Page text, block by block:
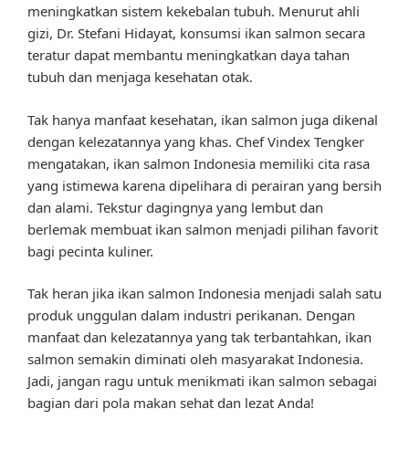
meningkatkan sistem kekebalan tubuh. Menurut ahli
gizi, Dr. Stefani Hidayat, konsumsi ikan salmon secara
teratur dapat membantu meningkatkan daya tahan
tubuh dan menjaga kesehatan otak.
Tak hanya manfaat kesehatan, ikan salmon juga dikenal
dengan kelezatannya yang khas. Chef Vindex Tengker
mengatakan, ikan salmon Indonesia memiliki cita rasa
yang istimewa karena dipelihara di perairan yang bersih
dan alami. Tekstur dagingnya yang lembut dan
berlemak membuat ikan salmon menjadi pilihan favorit
bagi pecinta kuliner.
Tak heran jika ikan salmon Indonesia menjadi salah satu
produk unggulan dalam industri perikanan. Dengan
manfaat dan kelezatannya yang tak terbantahkan, ikan
salmon semakin diminati oleh masyarakat Indonesia.
Jadi, jangan ragu untuk menikmati ikan salmon sebagai
bagian dari pola makan sehat dan lezat Anda!